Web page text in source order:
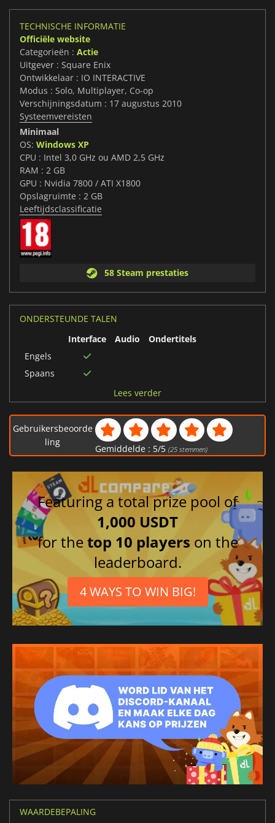
TECHNISCHE INFORMATIE
Officiële website
Categorieën : Actie
Uitgever : Square Enix
Ontwikkelaar : IO INTERACTIVE
Modus : Solo, Multiplayer, Co-op
Verschijningsdatum : 17 augustus 2010
Systeemvereisten
Minimaal
OS: Windows XP
CPU : Intel 3,0 GHz ou AMD 2,5 GHz
RAM : 2 GB
GPU : Nvidia 7800 / ATI X1800
Opslagruimte : 2 GB
Leeftijdsclassificatie
58 Steam prestaties
ONDERSTEUNDE TALEN
Interface
Audio
Ondertitels
Engels
Spaans
Italiaans
Lees verder
Gebruikersbeoorde
ling
Gemiddelde : 5/5 (25stemmen)
Featuring a total prize pool of
1,000 USDT
for thetop 10 players on the
leaderboard.
4 WAYS TO WIN BIG!
WAARDEBEPALING